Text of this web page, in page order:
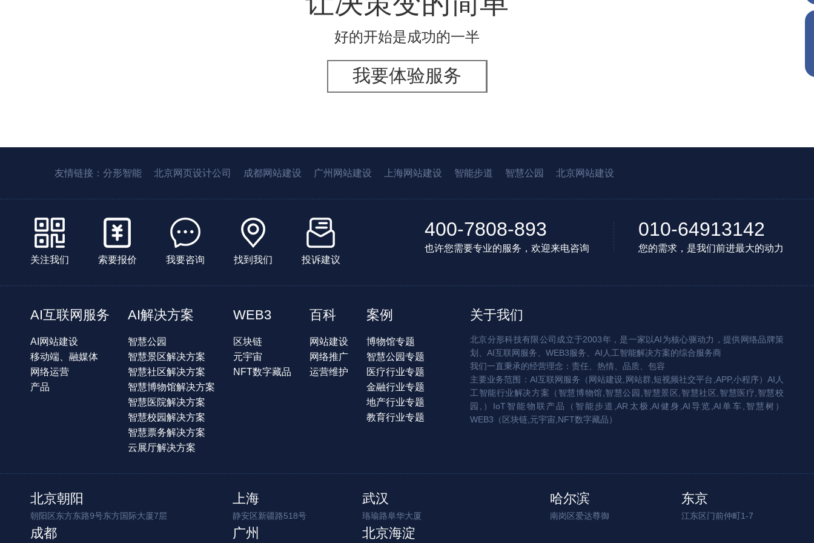
好的开始是成功的一半
我要体验服务
友情链接： 分形智能 北京网页设计公司 成都网站建设 广州网站建设 上海网站建设 智能步道 智慧公园 北京网站建设
关注我们 索要报价 我要咨询 找到我们 投诉建议
400-7808-893
也许您需要专业的服务，欢迎来电咨询
010-64913142
您的需求，是我们前进最大的动力
AI互联网服务
AI网站建设
移动端、融媒体
网络运营
产品
AI解决方案
智慧公园
智慧景区解决方案
智慧社区解决方案
智慧博物馆解决方案
智慧医院解决方案
智慧校园解决方案
智慧票务解决方案
云展厅解决方案
WEB3
区块链
元宇宙
NFT数字藏品
百科
网站建设
网络推广
运营维护
案例
博物馆专题
智慧公园专题
医疗行业专题
金融行业专题
地产行业专题
教育行业专题
关于我们
北京分形科技有限公司成立于2003年，是一家以AI为核心驱动力，提供网络品牌策
划、AI互联网服务、WEB3服务、AI人工智能解决方案的综合服务商
我们一直秉承的经营理念：责任、热情、品质、包容
主要业务范围：AI互联网服务（网站建设,网站群,短视频社交平台,APP,小程序）AI人
工智能行业解决方案（智慧博物馆,智慧公园,智慧景区,智慧社区,智慧医疗,智慧校
园,）IoT智能物联产品（智能步道,AR太极,AI健身,AI导览,AI单车,智慧树）
WEB3（区块链,元宇宙,NFT数字藏品）
北京朝阳
朝阳区东方东路9号东方国际大厦7层
上海
静安区新疆路518号
武汉
珞瑜路阜华大厦
哈尔滨
南岗区爱达尊御
东京
江东区门前仲町1-7
成都 广州 北京海淀